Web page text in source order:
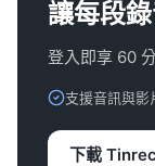
讓每段
登入即享 60
支援音訊與影
下載